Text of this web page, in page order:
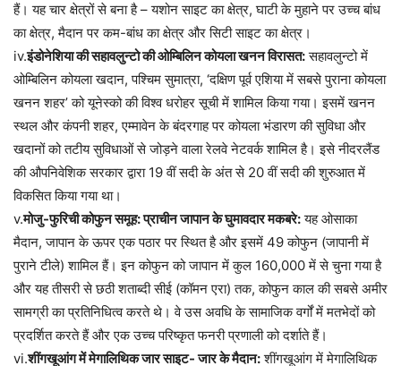
हैं। यह चार क्षेत्रों से बना है – यशोन साइट का क्षेत्र, घाटी के मुहाने पर उच्च बांध
का क्षेत्र, मैदान पर कम-बांध का क्षेत्र और सिटी साइट का क्षेत्र।
iv.इंडोनेशिया की सहावलुन्टो की ओम्बिलिन कोयला खनन विरासत:सहावलुन्टो में
ओम्बिलिन कोयला खदान, पश्चिम सुमात्रा, ‘दक्षिण पूर्व एशिया में सबसे पुराना कोयला
खनन शहर’ को यूनेस्को की विश्व धरोहर सूची में शामिल किया गया। इसमें खनन
स्थल और कंपनी शहर, एम्मावेन के बंदरगाह पर कोयला भंडारण की सुविधा और
खदानों को तटीय सुविधाओं से जोड़ने वाला रेलवे नेटवर्क शामिल है। इसे नीदरलैंड
की औपनिवेशिक सरकार द्वारा 19 वीं सदी के अंत से 20 वीं सदी की शुरुआत में
विकसित किया गया था।
v.मोजु-फुरिची कोफुन समूह: प्राचीन जापान के घुमावदार मकबरे:यह ओसाका
मैदान, जापान के ऊपर एक पठार पर स्थित है और इसमें 49 कोफुन (जापानी में
पुराने टीले) शामिल हैं। इन कोफुन को जापान में कुल 160,000 में से चुना गया है
और यह तीसरी से छठी शताब्दी सीई (कॉमन एरा) तक, कोफुन काल की सबसे अमीर
सामग्री का प्रतिनिधित्व करते थे। वे उस अवधि के सामाजिक वर्गों में मतभेदों को
प्रदर्शित करते हैं और एक उच्च परिष्कृत फनरी प्रणाली को दर्शाते हैं।
vi.शींगखूआंग में मेगालिथिक जार साइट- जार के मैदान:शींगखूआंग में मेगालिथिक